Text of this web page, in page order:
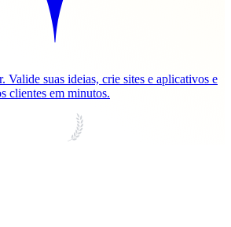
Valide suas ideias, crie sites e aplicativos e
clientes em minutos.